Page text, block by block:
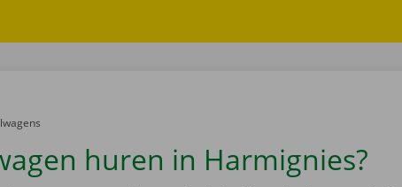
huren in Harmignies?